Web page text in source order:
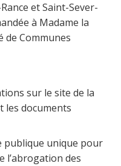
et Saint-Sever-
à Madame la
de Communes
sur le site de la
les documents
publique unique pour
l’abrogation des